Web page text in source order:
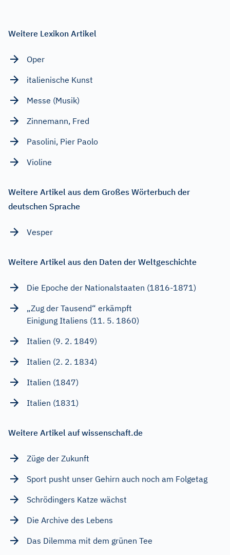
Weitere Lexikon Artikel
Oper
italienische Kunst
Messe (Musik)
Zinnemann, Fred
Pasolini, Pier Paolo
Violine
Weitere Artikel aus dem Großes Wörterbuch der
deutschen Sprache
Vesper
Weitere Artikel aus den Daten der Weltgeschichte
Die Epoche der Nationalstaaten (1816-1871)
„Zug der Tausend“ erkämpft
Einigung Italiens (11. 5. 1860)
Italien (9. 2. 1849)
Italien (2. 2. 1834)
Italien (1847)
Italien (1831)
Weitere Artikel auf wissenschaft.de
Züge der Zukunft
Sport pusht unser Gehirn auch noch am Folgetag
Schrödingers Katze wächst
Die Archive des Lebens
Das Dilemma mit dem grünen Tee